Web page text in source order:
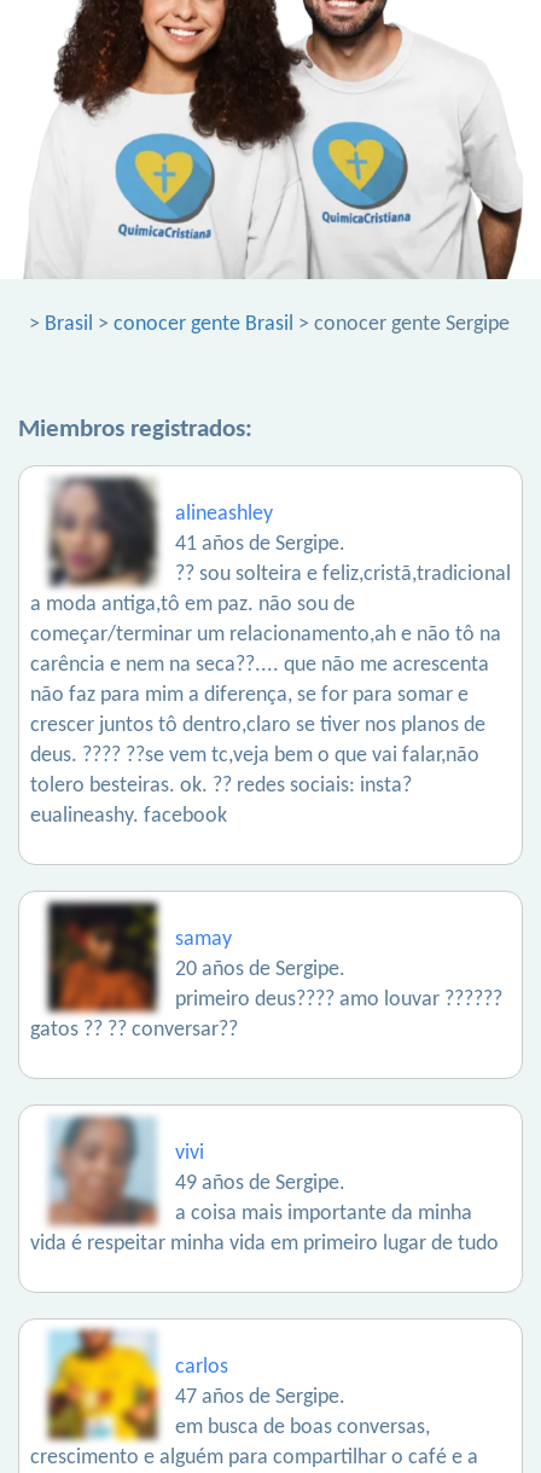
> Brasil > conocer gente Brasil > conocer gente Sergipe
Miembros registrados:
alineashley
41 años de Sergipe.
?? sou solteira e feliz,cristã,tradicional
a moda antiga,tô em paz. não sou de
começar/terminar um relacionamento,ah e não tô na
carência e nem na seca??.... que não me acrescenta
não faz para mim a diferença, se for para somar e
crescer juntos tô dentro,claro se tiver nos planos de
deus. ???? ??se vem tc,veja bem o que vai falar,não
tolero besteiras. ok. ?? redes sociais: insta?
eualineashy. facebook
samay
20 años de Sergipe.
primeiro deus???? amo louvar ??????
gatos ?? ?? conversar??
vivi
49 años de Sergipe.
a coisa mais importante da minha
vida é respeitar minha vida em primeiro lugar de tudo
carlos
47 años de Sergipe.
em busca de boas conversas,
crescimento e alguém para compartilhar o café e a